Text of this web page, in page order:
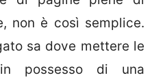
non è così semplice.
sa dove mettere le
possesso di una